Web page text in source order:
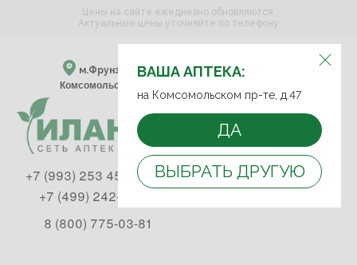
ВЫБЕРИТЕ АПТЕКУ:
м.Фрунзенская м.Спортивная
Комсомольский пр-т, д. 47
ВАША АПТЕКА:
на Комсомольском пр-те, д.47
ДА
ВЫБРАТЬ ДРУГУЮ
Цены на сайте ежедневно обновляются.
Актуальные цены уточняйте по телефону
+7 (993) 253 45 93
+7 (499) 242-90-85
8 (800) 775-03-81